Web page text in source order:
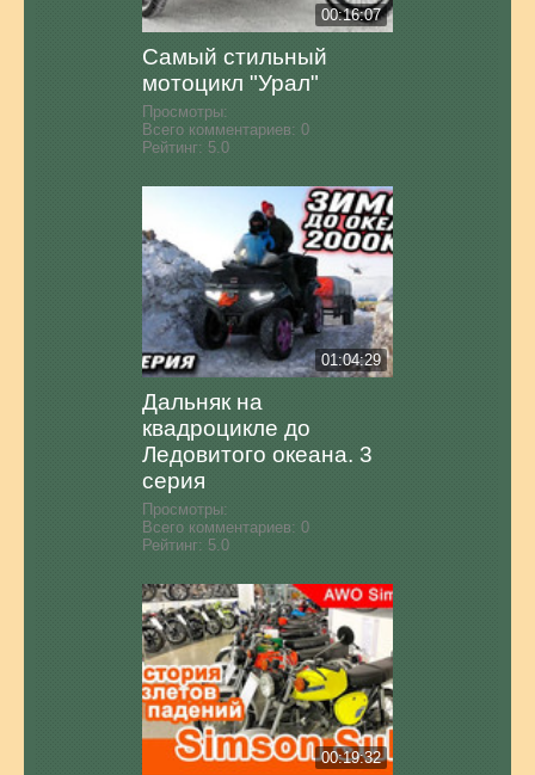
00:16:07
Самый стильный
мотоцикл "Урал"
Просмотры:
Всего комментариев: 0
Рейтинг: 5.0
01:04:29
Дальняк на
квадроцикле до
Ледовитого океана. 3
серия
Просмотры:
Всего комментариев: 0
Рейтинг: 5.0
00:19:32